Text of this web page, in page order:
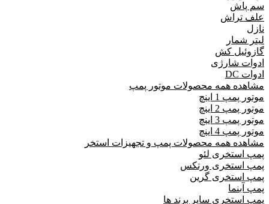
سم پاش
علف تراش
نازل
لیتر شمار
گازوئیل کش
ادوات شارژی
ادوات DC
مشاهده همه محصولات موتور پمپ
موتور پمپ 1 اینچ
موتور پمپ 2 اینچ
موتور پمپ 3 اینچ
موتور پمپ 4 اینچ
مشاهده همه محصولات پمپ و تجهیزات استخر
پمپ استخری لئو
پمپ استخری ورتکس
پمپ استخری گرین
پمپ آبنما
پمپ استخری سایر برند ها